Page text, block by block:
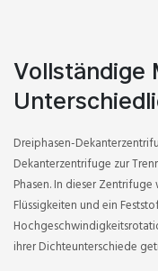
Vollständige
Dreiphasen-
Dekanterzentrifuge zur
Phasen. In dieser
Flüssigkeiten und ein
ihrer Dichteunterschiede